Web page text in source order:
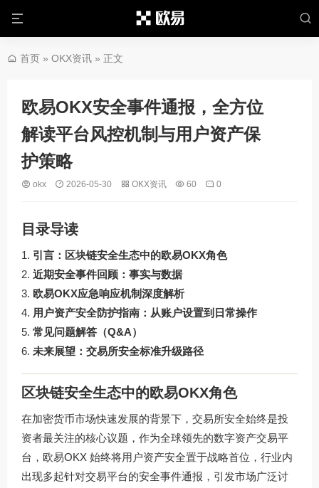
首页 » OKX资讯 » 正文
欧易OKX安全事件通报，全方位
解读平台风控机制与用户资产保
护策略
okx 2026-05-30 OKX资讯 60 0
目录导读
引言：区块链安全生态中的欧易OKX角色
近期安全事件回顾：事实与数据
欧易OKX应急响应机制深度解析
用户资产安全防护指南：从账户设置到日常操作
常见问题解答（Q&A）
未来展望：交易所安全标准升级路径
区块链安全生态中的欧易OKX角色
在加密货币市场快速发展的背景下，交易所安全始终是投
资者最关注的核心议题，作为全球领先的数字资产交易平
台， 欧易OKX 始终将用户资产安全置于战略首位，行业内
出现多起针对交易平台的安全事件通报，引发市场广泛讨